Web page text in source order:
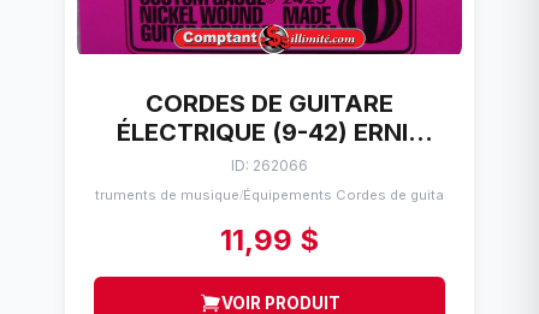
CORDES DE GUITARE
ÉLECTRIQUE (9-42) ERNIE
BALL SUPER SLINKY (9-42)
ID: 262066
Instruments de musique/Équipements Cordes de guitares
11,99 $
VOIR PRODUIT